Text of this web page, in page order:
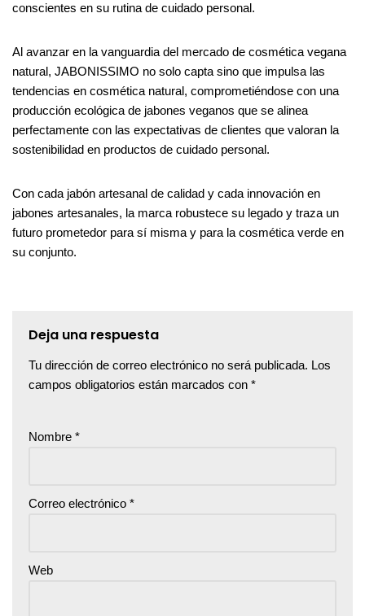
conscientes en su rutina de cuidado personal.
Al avanzar en la vanguardia del mercado de cosmética vegana
natural, JABONISSIMO no solo capta sino que impulsa las
tendencias en cosmética natural, comprometiéndose con una
producción ecológica de jabones veganos que se alinea
perfectamente con las expectativas de clientes que valoran la
sostenibilidad en productos de cuidado personal.
Con cada jabón artesanal de calidad y cada innovación en
jabones artesanales, la marca robustece su legado y traza un
futuro prometedor para sí misma y para la cosmética verde en
su conjunto.
Deja una respuesta
Tu dirección de correo electrónico no será publicada. Los
campos obligatorios están marcados con *
Nombre *
Correo electrónico *
Web